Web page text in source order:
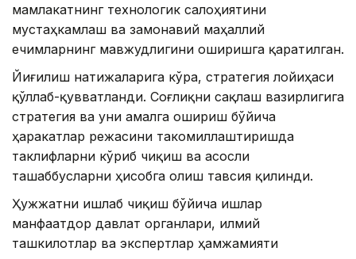
мамлакатнинг технологик салоҳиятини
мустаҳкамлаш ва замонавий маҳаллий
ечимларнинг мавжудлигини оширишга қаратилган.
Йиғилиш натижаларига кўра, стратегия лойиҳаси
қўллаб-қувватланди. Соғлиқни сақлаш вазирлигига
стратегия ва уни амалга ошириш бўйича
ҳаракатлар режасини такомиллаштиришда
таклифларни кўриб чиқиш ва асосли
ташаббусларни ҳисобга олиш тавсия қилинди.
Ҳужжатни ишлаб чиқиш бўйича ишлар
манфаатдор давлат органлари, илмий
ташкилотлар ва экспертлар ҳамжамияти